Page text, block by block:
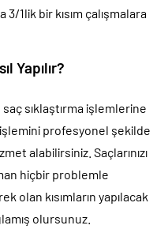
1lik bir kısım çalışmalara
Yapılır?
saç sıklaştırma işlemlerine
profesyonel şekilde
alabilirsiniz. Saçlarınızı
hiçbir problemle
olan kısımların yapılacak
olursunuz.